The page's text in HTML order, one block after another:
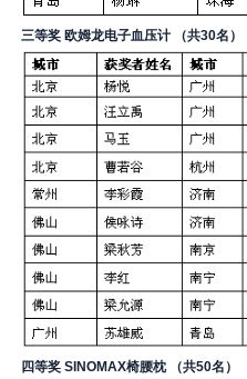
三等奖 欧姆龙电子血压计 （共30名）
四等奖 SINOMAX椅腰枕 （共50名）